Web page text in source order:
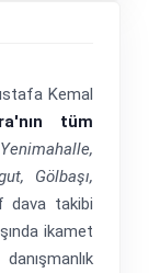
Kemal
tüm
Gölbaşı,
takibi
ikamet